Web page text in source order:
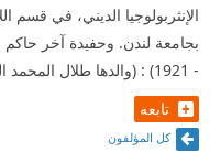
الإنثربولوجيا الديني، في قسم
- 1921) : (والدها طلال المحمد الطلال الرشيد).وتعمل
تابعه
كل المؤلفون